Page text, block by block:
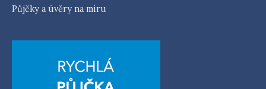
Půjčky a úvěry na míru